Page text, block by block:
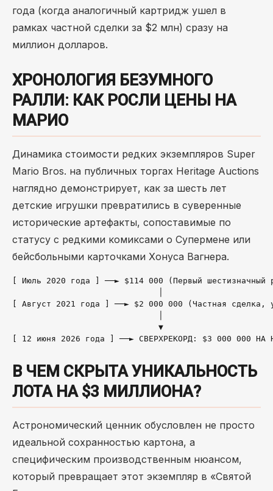
года (когда аналогичный картридж ушел в
рамках частной сделки за $2 млн) сразу на
миллион долларов.
ХРОНОЛОГИЯ БЕЗУМНОГО
РАЛЛИ: КАК РОСЛИ ЦЕНЫ НА
МАРИО
Динамика стоимости редких экземпляров Super
Mario Bros. на публичных торгах Heritage Auctions
наглядно демонстрирует, как за шесть лет
детские игрушки превратились в суверенные
исторические артефакты, сопоставимые по
статусу с редкими комиксами о Супермене или
бейсбольными карточками Хонуса Вагнера.
[ Июль 2020 года ] ──► $114 000 (Первый шестизначный
[ Август 2021 года ] ──► $2 000 000 (Частная сделка,
                              ▼
В ЧЕМ СКРЫТА УНИКАЛЬНОСТЬ
ЛОТА НА $3 МИЛЛИОНА?
Астрономический ценник обусловлен не просто
идеальной сохранностью картона, а
специфическим производственным нюансом,
который превращает этот экземпляр в «Святой